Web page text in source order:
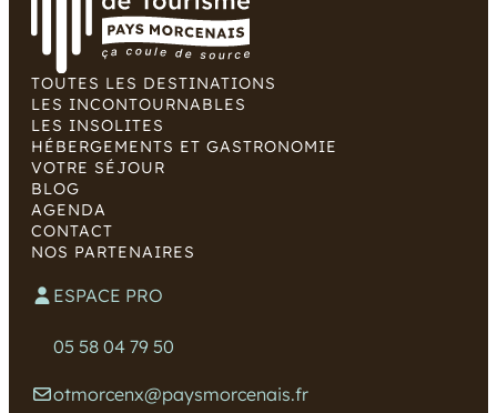
TOUTES LES DESTINATIONS
LES INCONTOURNABLES
LES INSOLITES
HÉBERGEMENTS ET GASTRONOMIE
VOTRE SÉJOUR
BLOG
AGENDA
CONTACT
NOS PARTENAIRES
ESPACE PRO
05 58 04 79 50
otmorcenx@paysmorcenais.fr